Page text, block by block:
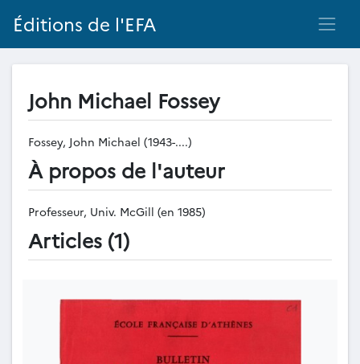
Éditions de l'EFA
John Michael Fossey
Fossey, John Michael (1943-....)
À propos de l'auteur
Professeur, Univ. McGill (en 1985)
Articles (1)